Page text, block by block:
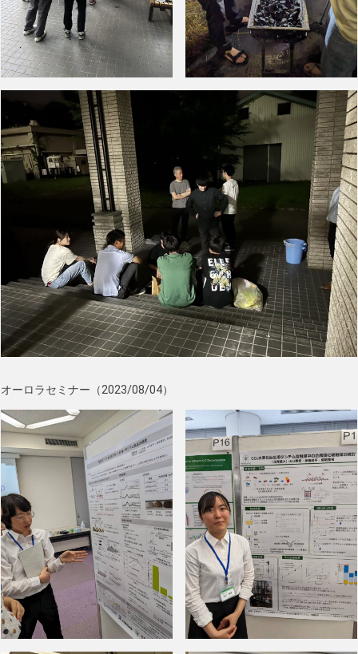
オーロラセミナー（2023/08/04）